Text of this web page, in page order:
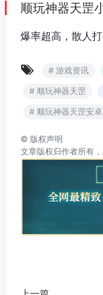
顺玩神器天罡
爆率超高，散人
# 游戏资讯
# 顺玩神器天罡
# 顺玩神器天罡安
© 版权声明
文章版权归作者所有，